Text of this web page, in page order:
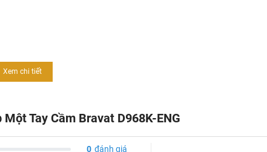
Xem chi tiết
Tay Cầm Bravat D968K-ENG
0 đánh giá